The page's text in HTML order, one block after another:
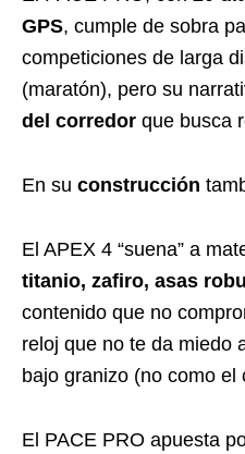
GPS, cumple de sobra
competiciones de larga
(maratón), pero su
del corredor que busca
En su construcción
El APEX 4 “suena” a
titanio, zafiro, asas
contenido que no
reloj que no te da miedo
bajo granizo (no como el
El PACE PRO apuesta